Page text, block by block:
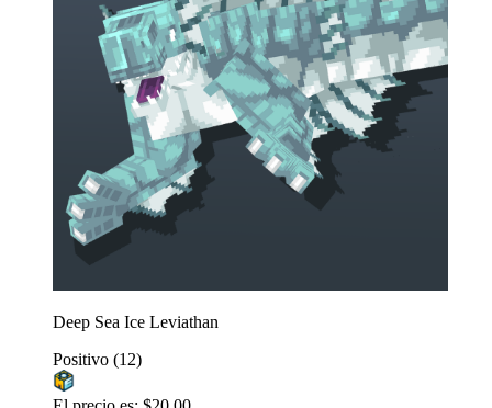
Deep Sea Ice Leviathan
Positivo (12)